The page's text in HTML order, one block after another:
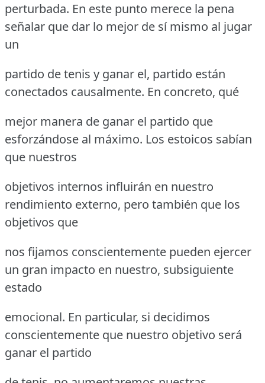
perturbada. En este punto merece la pena
señalar que dar lo mejor de sí mismo al jugar
un
partido de tenis y ganar el, partido están
conectados causalmente. En concreto, qué
mejor manera de ganar el partido que
esforzándose al máximo. Los estoicos sabían
que nuestros
objetivos internos influirán en nuestro
rendimiento externo, pero también que los
objetivos que
nos fijamos conscientemente pueden ejercer
un gran impacto en nuestro, subsiguiente
estado
emocional. En particular, si decidimos
conscientemente que nuestro objetivo será
ganar el partido